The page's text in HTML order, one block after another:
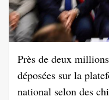
Près de deux
déposées sur la
national selon des